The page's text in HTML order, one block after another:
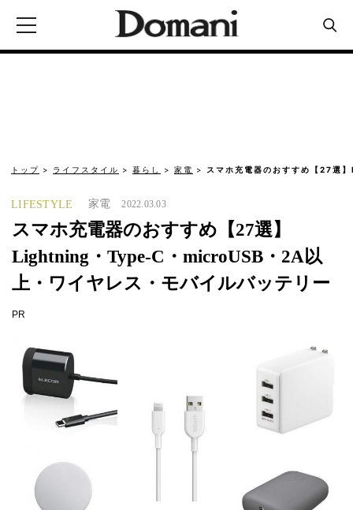
トップ ライフスタイル 暮らし 家電 スマホ充電器のおすすめ【27
LIFESTYLE 家電 2022.03.03
スマホ充電器のおすすめ【27選】
Lightning・Type-C・microUSB・2A以
上・ワイヤレス・モバイルバッテリー
PR